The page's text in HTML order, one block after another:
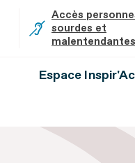
Accès
sourdes et
malentendantes
Espace